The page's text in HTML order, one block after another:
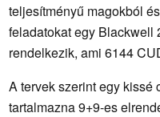
teljesítményű magokból
feladatokat egy Blackwell
rendelkezik, ami 6144
A tervek szerint egy kissé
tartalmazna 9+9-es